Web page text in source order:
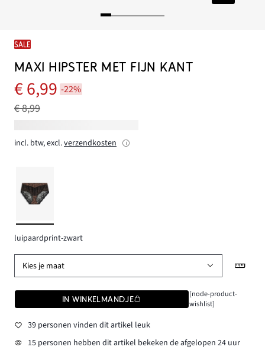
SALE
MAXI HIPSTER MET FIJN KANT
€ 6,99 -22%
€ 8,99
incl. btw, excl.verzendkosten
luipaardprint-zwart
Kies je maat
IN WINKELMANDJE
[node-product-
wishlist]
39 personen vinden dit artikel leuk
15 personen hebben dit artikel bekeken de afgelopen 24 uur